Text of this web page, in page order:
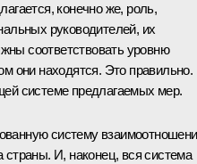
конечно же, роль,
руководителей, их
соответствовать уровню
они находятся. Это правильно.
системе предлагаемых мер.
систему
страны. И, наконец, вся система